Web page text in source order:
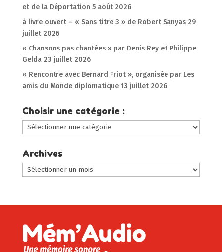
et de la Déportation 5 août 2026
à livre ouvert – « Sans titre 3 » de Robert Sanyas 29
juillet 2026
« Chansons pas chantées » par Denis Rey et Philippe
Gelda 23 juillet 2026
« Rencontre avec Bernard Friot », organisée par Les
amis du Monde diplomatique 13 juillet 2026
Choisir une catégorie :
Choisir
une
catégorie
:
Archives
Archives